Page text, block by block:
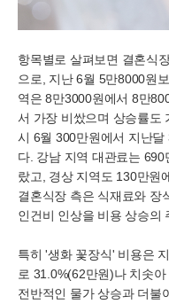
항목별로 살펴보면 결혼식
으로, 지난 6월 5만8000원
역은 8만3000원에서 8만
서 가장 비쌌으며 상승률도
시 6월 300만원에서 지난
다. 강남 지역 대관료는
랐고, 경상 지역도 130만원
결혼식장 측은 식재료와 장
인건비 인상을 비용 상승의
특히 '생화 꽃장식' 비용은
로 31.0%(62만원)나 치솟
전반적인 물가 상승과 더불